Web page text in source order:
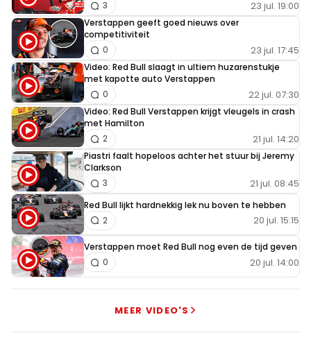
wat die sport inhoud,maar wel even willen zeggen
hoe het staat, dat is wat we noemen,DE BESTE
STUURLUI STAAN AAN WAL.
Thatsme
31 juli 2022 19:32
Was wel een mooie 360!!
Cmonc
31 juli 2022 19:48
Volgens mij zegt hij nergens in het interview dat de
koppelingsproblemen de oorzaak waren van de spin.
af-fr#93650
3 augustus 2022 12:06
23 jul. 19:00
3
Verstappen geeft goed nieuws over
competitiviteit
23 jul. 17:45
0
Video: Red Bull slaagt in ultiem huzarenstukje
met kapotte auto Verstappen
22 jul. 07:30
0
Video: Red Bull Verstappen krijgt vleugels in crash
met Hamilton
21 jul. 14:20
2
Piastri faalt hopeloos achter het stuur bij Jeremy
Clarkson
21 jul. 08:45
3
Red Bull lijkt hardnekkig lek nu boven te hebben
20 jul. 15:15
2
Verstappen moet Red Bull nog even de tijd geven
20 jul. 14:00
0
MEER VIDEO'S